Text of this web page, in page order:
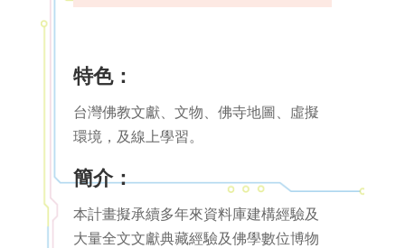
特色：
台灣佛教文獻、文物、佛寺地圖、虛擬
環境，及線上學習。
簡介：
本計畫擬承續多年來資料庫建構經驗及
大量全文文獻典藏經驗及佛學數位博物